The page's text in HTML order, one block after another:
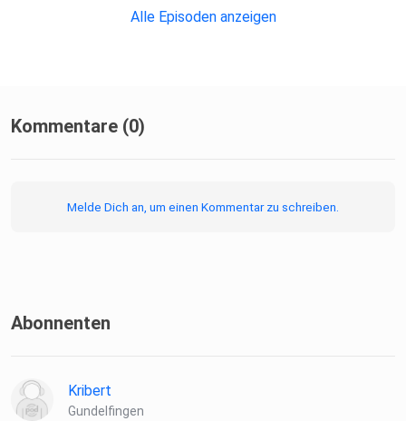
meldung/trockenheit-in-niedersachsen-lsb-appelliert-an-
https://www.bkk24.de/lbl/aktionen/afterworkoutday.html
Alle Episoden anzeigen
Kommentare (0)
Melde Dich an, um einen Kommentar zu schreiben.
Abonnenten
Kribert
Gundelfingen